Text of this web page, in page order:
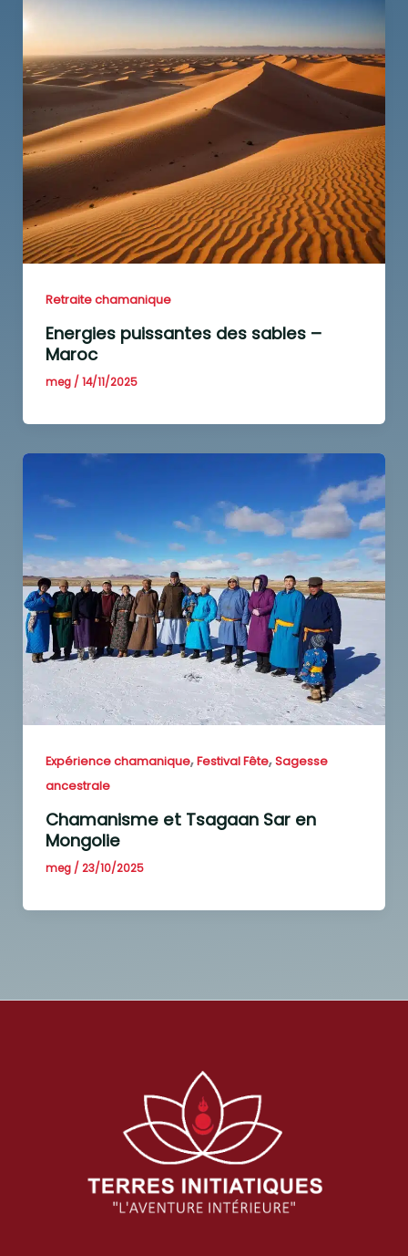
Retraite chamanique
Energies puissantes des sables –
Maroc
meg / 14/11/2025
Expérience chamanique,Festival Fête,Sagesse
ancestrale
Chamanisme et Tsagaan Sar en
Mongolie
meg / 23/10/2025